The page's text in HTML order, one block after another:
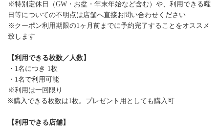
※特別定休日（GW・お盆・年末年始など含む）や、利用できる曜
日等についての不明点は店舗へ直接お問い合わせください
※クーポン利用期限の1ヶ月前までに予約完了することをオススメ
致します
【利用できる枚数／人数】
・1名につき 1枚
・1名で利用可能
※利用は一回限り
※購入できる枚数は1枚。プレゼント用としても購入可
【利用できる店舗】